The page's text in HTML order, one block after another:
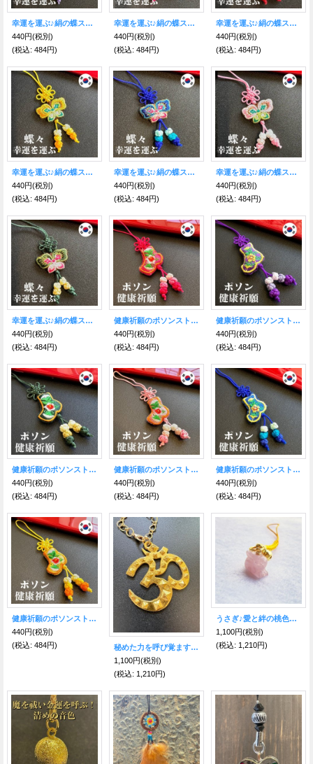
幸運を運ぶ♪絹の蝶ストラップ 紫
440円(税別)
(税込: 484円)
幸運を運ぶ♪絹の蝶ストラップ濃桃
440円(税別)
(税込: 484円)
幸運を運ぶ♪絹の蝶ストラップ ワイン
440円(税別)
(税込: 484円)
幸運を運ぶ♪絹の蝶ストラップ黄
440円(税別)
(税込: 484円)
幸運を運ぶ♪絹の蝶ストラップ青
440円(税別)
(税込: 484円)
幸運を運ぶ♪絹の蝶ストラップ桃色
440円(税別)
(税込: 484円)
幸運を運ぶ♪絹の蝶ストラップ緑
440円(税別)
(税込: 484円)
健康祈願のポソンストラップ★ピンク
440円(税別)
(税込: 484円)
健康祈願のポソンストラップ★紫
440円(税別)
(税込: 484円)
健康祈願のポソンストラップ★緑
440円(税別)
(税込: 484円)
健康祈願のポソンストラップ★桃
440円(税別)
(税込: 484円)
健康祈願のポソンストラップ★青
440円(税別)
(税込: 484円)
健康祈願のポソンストラップ★黄
440円(税別)
(税込: 484円)
秘めた力を呼び覚ます無限のパワー！ 神の紋章【オーン】チェーン飾り
1,100円(税別)
(税込: 1,210円)
うさぎ♪愛と絆の桃色水晶ストラップ
1,100円(税別)
(税込: 1,210円)